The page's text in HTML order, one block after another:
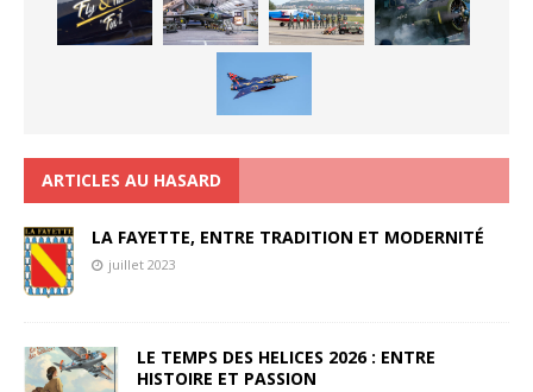
ARTICLES AU HASARD
LA FAYETTE, ENTRE TRADITION ET MODERNITÉ
juillet 2023
LE TEMPS DES HELICES 2026 : ENTRE
HISTOIRE ET PASSION